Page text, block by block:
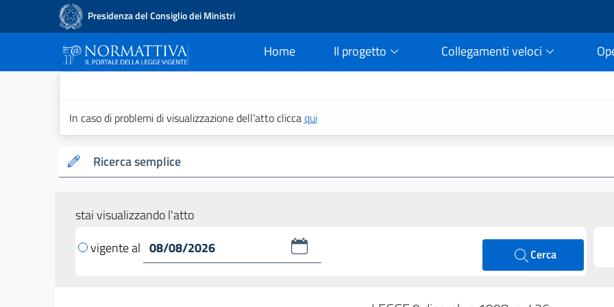
Presidenza del Consiglio dei Ministri
Home
current Il progetto Collegamenti veloci
In caso di problemi di visualizzazione dell’atto cliccaqui
Ricerca semplice
stai visualizzando l'atto
vigente al
Cerca